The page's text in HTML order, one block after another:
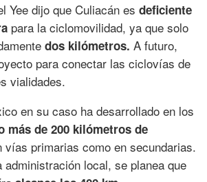
Yee dijo que Culiacán es deficiente
para la ciclomovilidad, ya que solo
dos kilómetros. A futuro,
para conectar las ciclovías de
vialidades.
en su caso ha desarrollado en los
más de 200 kilómetros de
vías primarias como en secundarias.
administración local, se planea que